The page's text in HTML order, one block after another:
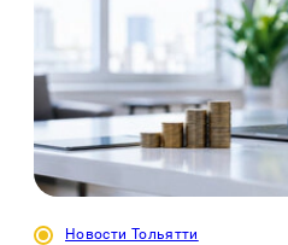
Новости Тольятти